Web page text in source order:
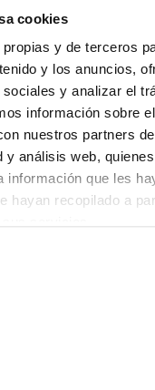
cookies
y de terceros
y los anuncios,
y analizar el
información sobre
nuestros partners
y análisis web,
información que les
hayan recopilado a
Ambiente
Naciones Unidas
a tu hogar o